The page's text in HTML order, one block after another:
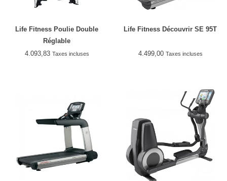
Life Fitness Poulie Double
Réglable
4.093,83 Taxes incluses
Life Fitness Découvrir SE 95T
4.499,00 Taxes incluses